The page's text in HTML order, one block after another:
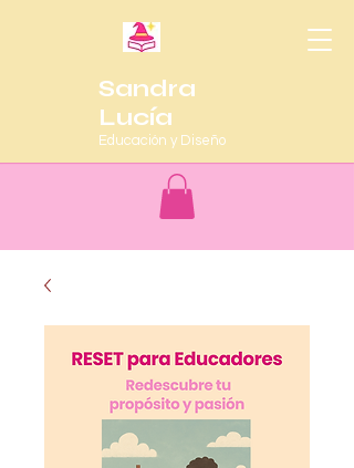
Sandra
Lucía
Educación y Diseño